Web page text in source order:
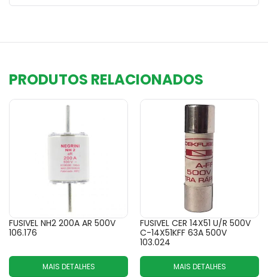
PRODUTOS RELACIONADOS
FUSIVEL NH2 200A AR 500V
106.176
MAIS DETALHES
FUSIVEL CER 14X51 U/R 500V
C-14X51KFF 63A 500V
103.024
MAIS DETALHES